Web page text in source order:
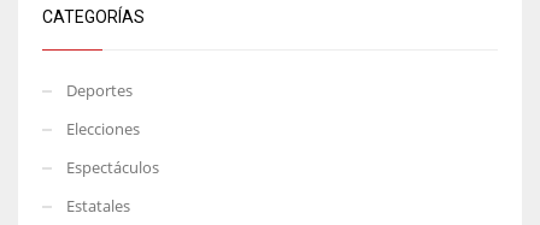
CATEGORÍAS
Deportes
Elecciones
Espectáculos
Estatales